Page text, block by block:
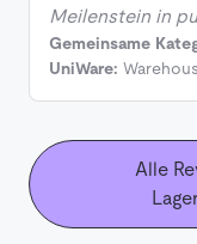
Meilenstein in
Gemeinsame
UniWare:
Alle